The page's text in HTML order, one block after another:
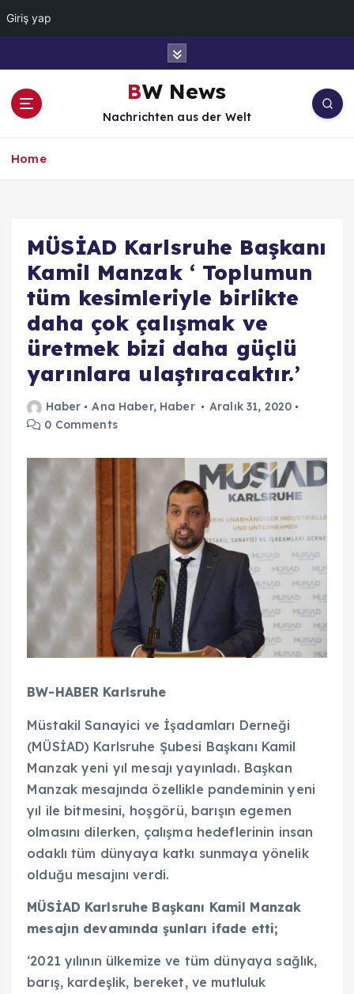
Giriş yap
BW News
Nachrichten aus der Welt
Home
MÜSİAD Karlsruhe Başkanı
Kamil Manzak ‘ Toplumun
tüm kesimleriyle birlikte
daha çok çalışmak ve
üretmek bizi daha güçlü
yarınlara ulaştıracaktır.’
Haber Ana Haber, Haber
Aralık 31, 2020
0 Comments
BW-HABER Karlsruhe
Müstakil Sanayici ve İşadamları Derneği
(MÜSİAD) Karlsruhe Şubesi Başkanı Kamil
Manzak yeni yıl mesajı yayınladı. Başkan
Manzak mesajında özellikle pandeminin yeni
yıl ile bitmesini, hoşgörü, barışın egemen
olmasını dilerken, çalışma hedeflerinin insan
odaklı tüm dünyaya katkı sunmaya yönelik
olduğu mesajını verdi.
MÜSİAD Karlsruhe Başkanı Kamil Manzak
mesajın devamında şunları ifade etti;
‘2021 yılının ülkemize ve tüm dünyaya sağlık,
barış, kardeşlik, bereket, ve mutluluk